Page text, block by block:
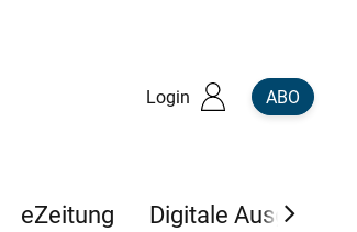
Login ABO
eZeitung Digitale Ausgaben